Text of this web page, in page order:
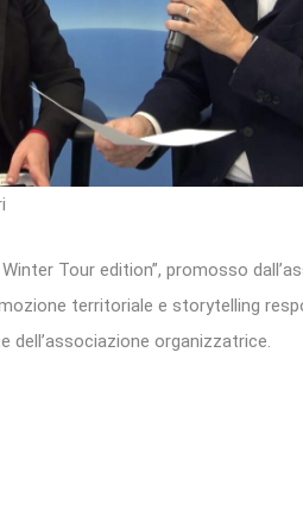
Tour edition”, promosso
territoriale e storytelling
dell’associazione organizzatrice.